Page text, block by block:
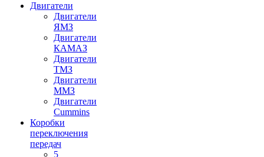
Двигатели
Двигатели
ЯМЗ
Двигатели
КАМАЗ
Двигатели
ТМЗ
Двигатели
ММЗ
Двигатели
Cummins
Коробки
переключения
передач
5